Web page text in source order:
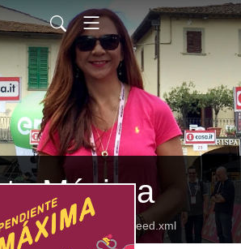
Máxima
pendientemaxima/feed.xml